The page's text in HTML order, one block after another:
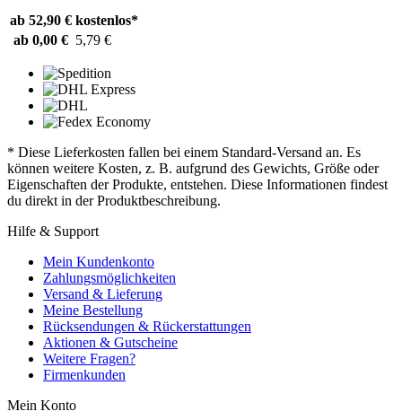
ab 52,90 € kostenlos*
ab 0,00 € 5,79 €
* Diese Lieferkosten fallen bei einem Standard-Versand an. Es
können weitere Kosten, z. B. aufgrund des Gewichts, Größe oder
Eigenschaften der Produkte, entstehen. Diese Informationen findest
du direkt in der Produktbeschreibung.
Hilfe & Support
Mein Kundenkonto
Zahlungsmöglichkeiten
Versand & Lieferung
Meine Bestellung
Rücksendungen & Rückerstattungen
Aktionen & Gutscheine
Weitere Fragen?
Firmenkunden
Mein Konto